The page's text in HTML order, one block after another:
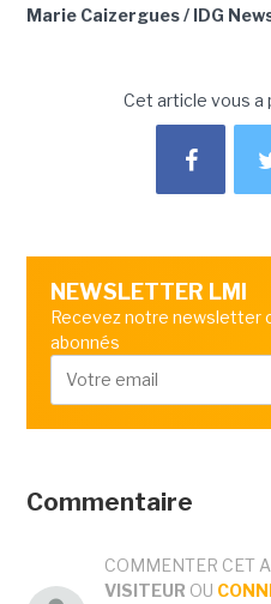
Marie Caizergues / IDG
Cet article vous a
NEWSLETTER LMI
Recevez notre newsletter
abonnés
Commentaire
COMMENTER CET
VISITEUR OU